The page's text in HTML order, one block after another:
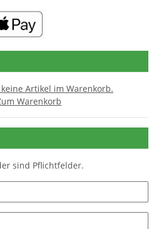
Artikel im Warenkorb.
Warenkorb
sind Pflichtfelder.